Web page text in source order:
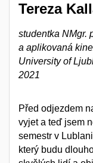
Tereza
studentka NMgr.
a aplikovaná
University of
2021
Před odjezdem
vyjet a teď jsem
semestr v
který budu